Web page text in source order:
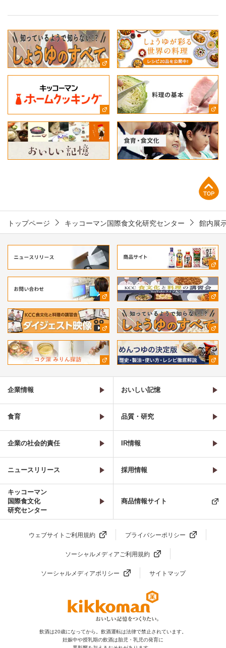
トップページ キッコーマン国際食文化研究センター 館内展
企業情報 おいしい記憶
食育 品質・研究
企業の社会的責任 IR情報
ニュースリリース 採用情報
キッコーマン
国際食文化
研究センター
商品情報サイト
ウェブサイトご利用規約 プライバシーポリシー
ソーシャルメディアご利用規約
ソーシャルメディアポリシー サイトマップ
飲酒は20歳になってから。飲酒運転は法律で禁止されています。
妊娠中や授乳期の飲酒は胎児・乳児の発育に